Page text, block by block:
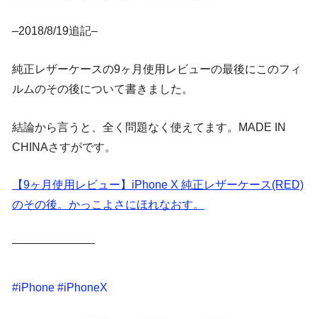
–2018/8/19追記–
純正レザーケースの9ヶ月使用レビューの最後にこのフィ
ルムのその後について書きました。
結論から言うと、全く問題なく使えてます。MADE IN
CHINAさすがです。
【9ヶ月使用レビュー】iPhone X 純正レザーケース(RED)
のその後。かっこよさにほれなおす。
———————-
#iPhone #iPhoneX